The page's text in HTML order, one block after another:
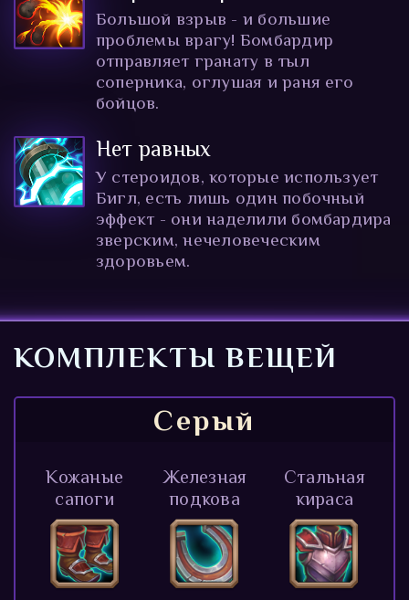
Большой взрыв - и большие
проблемы врагу! Бомбардир
отправляет гранату в тыл
соперника, оглушая и раня его
бойцов.
Нет равных
У стероидов, которые использует
Бигл, есть лишь один побочный
эффект - они наделили бомбардира
зверским, нечеловеческим
здоровьем.
КОМПЛЕКТЫ ВЕЩЕЙ
Серый
Кожаные
сапоги
Железная
подкова
Стальная
кираса